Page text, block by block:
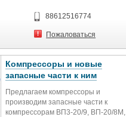
отечественного...
88612516774
Пожаловаться
Компрессоры и новые
запасные части к ним
Предлагаем компрессоры и
производим запасные части к
компрессорам ВП3-20/9, ВП-20/8М,